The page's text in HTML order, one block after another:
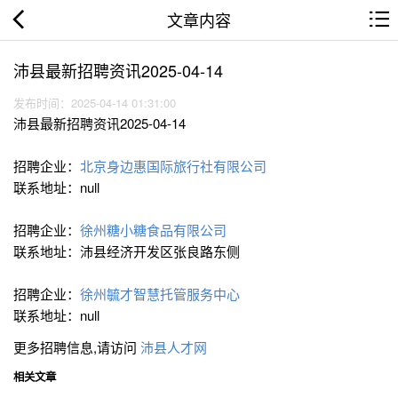
文章内容
沛县最新招聘资讯2025-04-14
发布时间：2025-04-14 01:31:00
沛县最新招聘资讯2025-04-14
招聘企业： 北京身边惠国际旅行社有限公司
联系地址：null
招聘企业： 徐州糖小糖食品有限公司
联系地址：沛县经济开发区张良路东侧
招聘企业： 徐州毓才智慧托管服务中心
联系地址：null
更多招聘信息,请访问 沛县人才网
相关文章